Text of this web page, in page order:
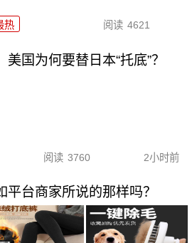
热 阅读 4621
国为何要替日本“托底”？
阅读 3760 2小时前
台商家所说的那样吗？